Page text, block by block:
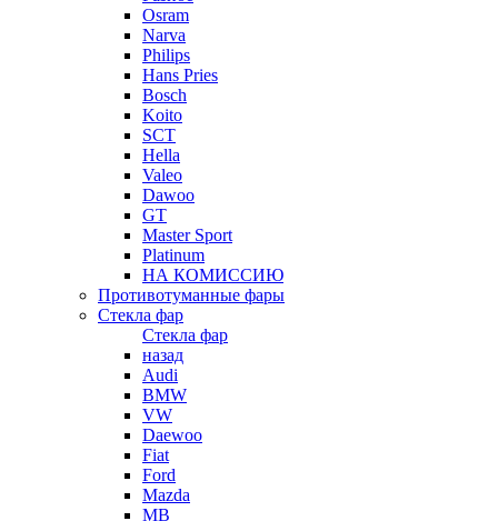
Osram
Narva
Philips
Hans Pries
Bosch
Koito
SCT
Hella
Valeo
Dawoo
GT
Master Sport
Platinum
НА КОМИССИЮ
Противотуманные фары
Стекла фар
Стекла фар
назад
Audi
BMW
VW
Daewoo
Fiat
Ford
Mazda
MB